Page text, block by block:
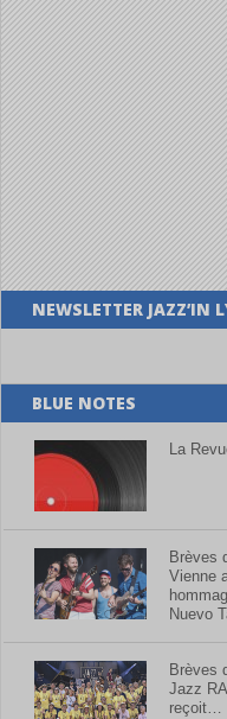
NEWSLETTER JAZZ’IN
BLUE NOTES
La
Brèves
Vienne
Nuevo
Brèves
Jazz
reçoit…